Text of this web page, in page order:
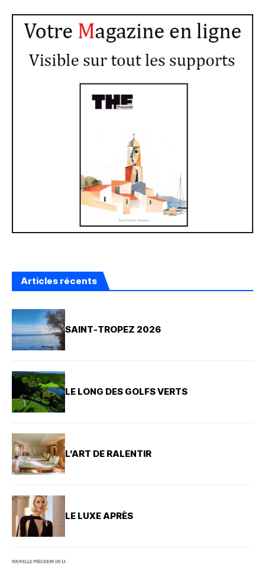
Articles récents
SAINT-TROPEZ 2026
LE LONG DES GOLFS VERTS
L’ART DE RALENTIR
LE LUXE APRÈS